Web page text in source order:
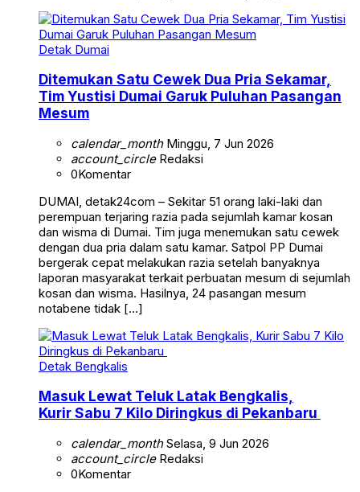
Detak Dumai
Ditemukan Satu Cewek Dua Pria Sekamar,
Tim Yustisi Dumai Garuk Puluhan Pasangan
Mesum
calendar_monthMinggu, 7 Jun 2026
account_circleRedaksi
0Komentar
DUMAI, detak24com – Sekitar 51 orang laki-laki dan
perempuan terjaring razia pada sejumlah kamar kosan
dan wisma di Dumai. Tim juga menemukan satu cewek
dengan dua pria dalam satu kamar. Satpol PP Dumai
bergerak cepat melakukan razia setelah banyaknya
laporan masyarakat terkait perbuatan mesum di sejumlah
kosan dan wisma. Hasilnya, 24 pasangan mesum
notabene tidak […]
Detak Bengkalis
Masuk Lewat Teluk Latak Bengkalis,
Kurir Sabu 7 Kilo Diringkus di Pekanbaru
calendar_monthSelasa, 9 Jun 2026
account_circleRedaksi
0Komentar